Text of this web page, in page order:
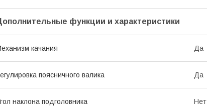
функции и характеристики
качания Да
поясничного валика Да
наклона подголовника Нет